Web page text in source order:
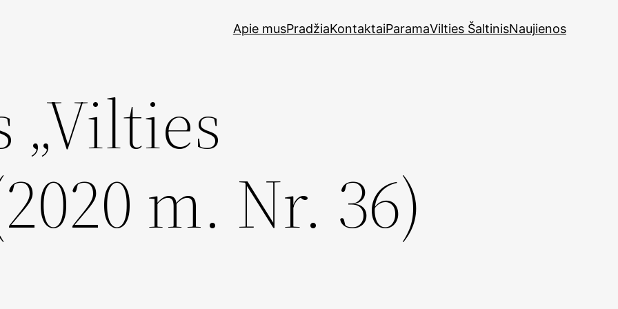
Apie musPradžiaKontaktaiParamaVilties ŠaltinisNaujienos
m. Nr. 36)